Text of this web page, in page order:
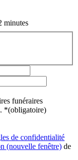
minutes
funéraires
*(obligatoire)
de confidentialité
(nouvelle fenêtre) de